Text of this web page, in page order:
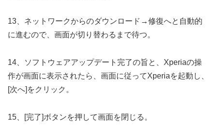
13、ネットワークからのダウンロード→修復へと自動的
に進むので、画面が切り替わるまで待つ。
14、ソフトウェアアップデート完了の旨と、Xperiaの操
作が画面に表示されたら、画面に従ってXperiaを起動し、
[次へ]をクリック。
15、[完了]ボタンを押して画面を閉じる。